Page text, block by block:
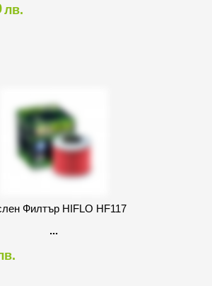
лв.
Филтър HIFLO HF117